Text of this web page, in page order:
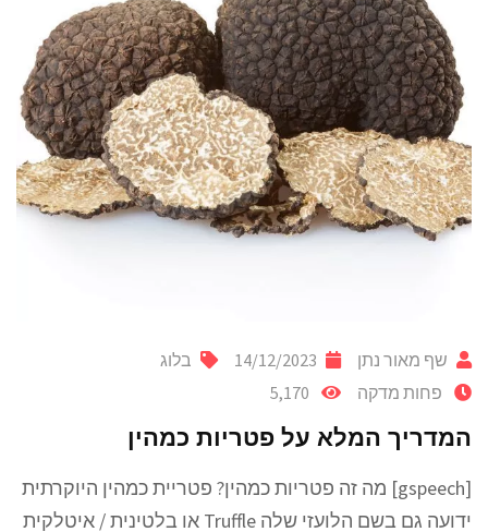
שף מאור נתן 14/12/2023
בלוג
פחות מדקה
המדריך המלא על פטריות כמהין
[gspeech] מה זה פטריות כמהין? פטריית כמהין היוקרתית
ידועה גם בשם הלועזי שלה Truffle או בלטינית / איטלקית